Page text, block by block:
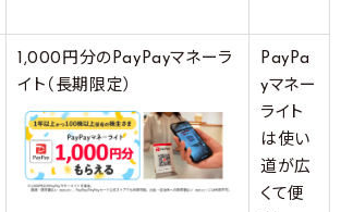
1,000円分のPayPayマネーラ
イト（長期限定）
PayPa
yマネー
ライト
は使い
道が広
くて便